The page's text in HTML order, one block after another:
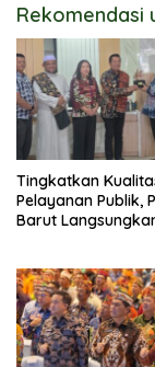
Rekomendasi
Tingkatkan
Pelayanan Publik,
Barut